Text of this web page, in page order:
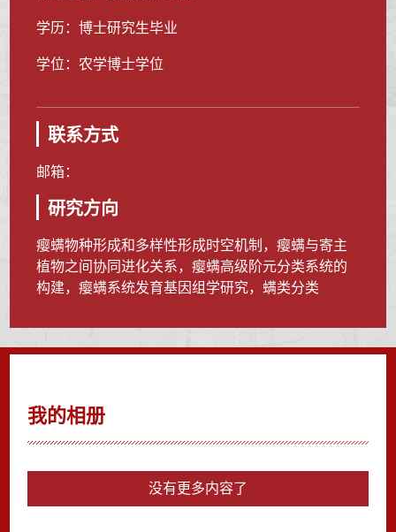
学历：博士研究生毕业
学位：农学博士学位
联系方式
邮箱：
研究方向
瘿螨物种形成和多样性形成时空机制，瘿螨与寄主
植物之间协同进化关系，瘿螨高级阶元分类系统的
构建，瘿螨系统发育基因组学研究，螨类分类
我的相册
没有更多内容了